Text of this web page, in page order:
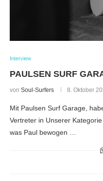
Interview
PAULSEN SURF
von Soul-Surfers 8. Oktober
Mit Paulsen Surf Garage,
Vertreter in Unserer
was Paul bewogen …